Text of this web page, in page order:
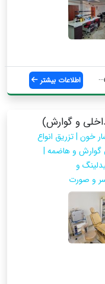
اطلاعات بیشتر
و گوارش)
خون | تزریق انواع
گوارش و هاضمه |
و
سر و صورت